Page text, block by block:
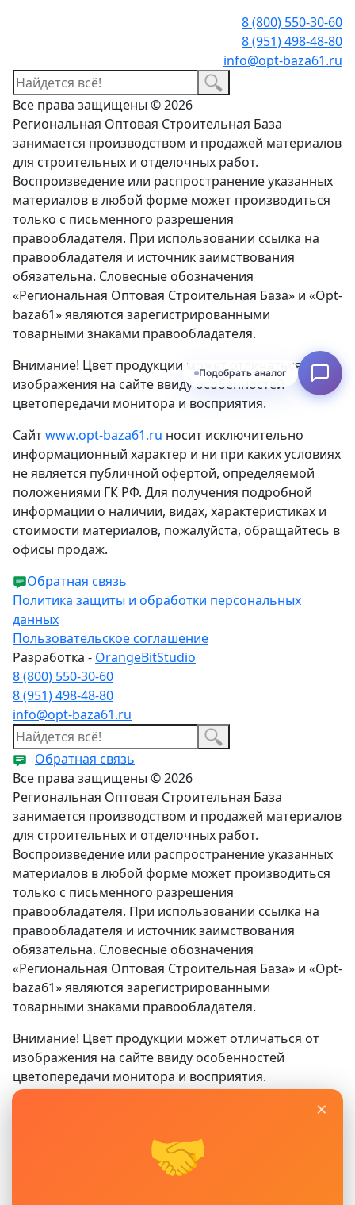
×
🤝
8 (800) 550-30-60
8 (951) 498-48-80
info@opt-baza61.ru
Все права защищены © 2026
Региональная Оптовая Строительная База
занимается производством и продажей материалов
для строительных и отделочных работ.
Воспроизведение или распространение указанных
материалов в любой форме может производиться
только с письменного разрешения
правообладателя. При использовании ссылка на
правообладателя и источник заимствования
обязательна. Словесные обозначения
«Региональная Оптовая Строительная База» и «Opt-
baza61» являются зарегистрированными
товарными знаками правообладателя.
Внимание! Цвет продукции может отличаться от
изображения на сайте ввиду особенностей
цветопередачи монитора и восприятия.
Сайтwww.opt-baza61.ru носит исключительно
информационный характер и ни при каких условиях
не является публичной офертой, определяемой
положениями ГК РФ. Для получения подробной
информации о наличии, видах, характеристиках и
стоимости материалов, пожалуйста, обращайтесь в
офисы продаж.
Обратная связь
Политика защиты и обработки персональных
данных
Пользовательское соглашение
Разработка - OrangeBitStudio
8 (800) 550-30-60
8 (951) 498-48-80
info@opt-baza61.ru
Обратная связь
Все права защищены © 2026
Региональная Оптовая Строительная База
занимается производством и продажей материалов
для строительных и отделочных работ.
Воспроизведение или распространение указанных
материалов в любой форме может производиться
только с письменного разрешения
правообладателя. При использовании ссылка на
правообладателя и источник заимствования
обязательна. Словесные обозначения
«Региональная Оптовая Строительная База» и «Opt-
baza61» являются зарегистрированными
товарными знаками правообладателя.
Внимание! Цвет продукции может отличаться от
изображения на сайте ввиду особенностей
цветопередачи монитора и восприятия.
не является публичной офертой, определяемой
положениями ГК РФ. Для получения подробной
Подобрать аналог